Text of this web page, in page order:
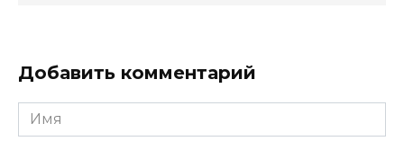
Добавить комментарий
Имя
*